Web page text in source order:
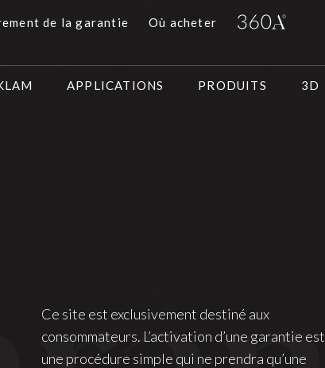
de la garantie Où acheter
APPLICATIONS PRODUITS 3D
Ce site est exclusivement destiné aux
consommateurs. L’activation d’une garantie est
une procédure simple qui ne prendra qu’une